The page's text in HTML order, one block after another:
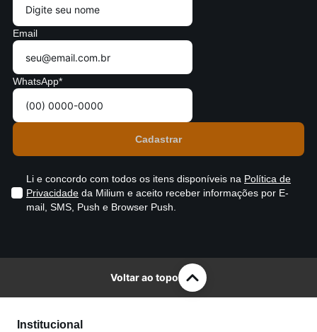
Email
WhatsApp*
Li e concordo com todos os itens disponíveis na Política de
Privacidade da Milium e aceito receber informações por E-
mail, SMS, Push e Browser Push.
Voltar ao topo
Institucional